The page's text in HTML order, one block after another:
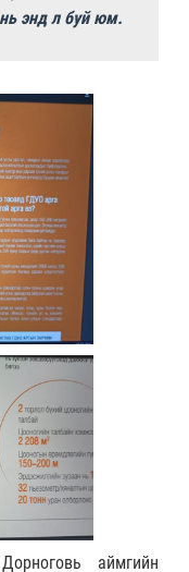
энд л буй юм.
аймгийн